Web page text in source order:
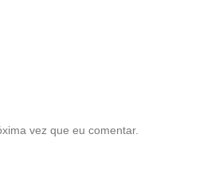
vez que eu comentar.